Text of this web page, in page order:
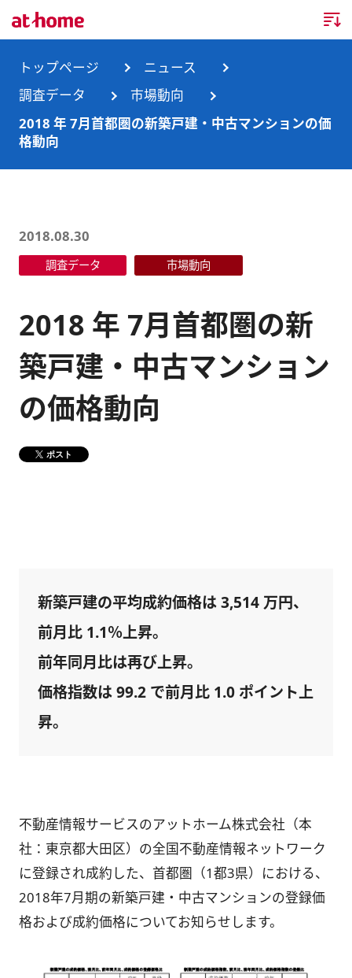
トップページ
企業情報
事業所・グループ会社
サステナビリティ
健康経営
DX戦略
ニュースリリース
ランキング
メディア掲載情報
不動産会社間情報流通サービス
新卒採用情報
キャリア採用情報
障がい者採用情報
お問合せ
トップページ
ニュース
調査データ
市場動向
2018 年 7月首都圏の新築戸建・中古マンションの価
格動向
2018.08.30
調査データ 市場動向
2018 年 7月首都圏の新
築戸建・中古マンション
の価格動向
ポスト
新築戸建の平均成約価格は 3,514 万円、
前月比 1.1％上昇。
前年同月比は再び上昇。
価格指数は 99.2 で前月比 1.0 ポイント上
昇。
不動産情報サービスのアットホーム株式会社（本
社：東京都大田区）の全国不動産情報ネットワーク
に登録され成約した、首都圏（1都3県）における、
2018年7月期の新築戸建・中古マンションの登録価
格および成約価格についてお知らせします。